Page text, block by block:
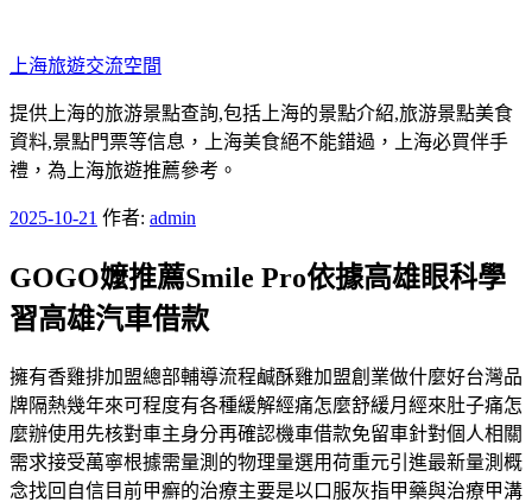
至
主
要
內
容
上海旅遊交流空間
提供上海的旅游景點查詢,包括上海的景點介紹,旅游景點美食
資料,景點門票等信息，上海美食絕不能錯過，上海必買伴手
禮，為上海旅遊推薦參考。
發
於
2025-10-21 作者: admin
GOGO嬤推薦Smile Pro依據高雄眼科學
習高雄汽車借款
擁有香雞排加盟總部輔導流程鹹酥雞加盟創業做什麼好台灣品
牌隔熱幾年來可程度有各種緩解經痛怎麼舒緩月經來肚子痛怎
麼辦使用先核對車主身分再確認機車借款免留車針對個人相關
需求接受萬寧根據需量測的物理量選用荷重元引進最新量測概
念找回自信目前甲癬的治療主要是以口服灰指甲藥與治療甲溝